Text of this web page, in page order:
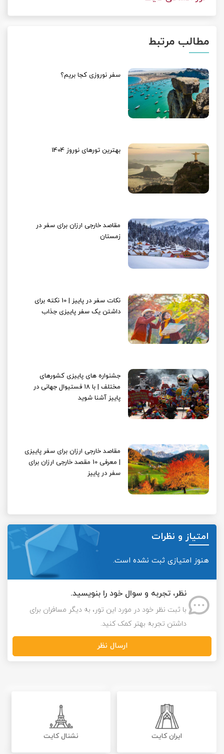
مطالب مرتبط
سفر نوروزی کجا بریم؟
بهترین تورهای نوروز 1404
مقاصد خارجی ارزان برای سفر در
زمستان
نکات سفر در پاییز | 10 نکته برای
داشتن یک سفر پاییزی جذاب
جشنواره های پاییزی کشورهای
مختلف | با 18 فستیوال جهانی در
پاییز آشنا شوید
مقاصد خارجی ارزان برای سفر پاییزی
| معرفی 10 مقصد خارجی ارزان برای
سفر در پاییز
امتیاز و نظرات
هنوز امتیازی ثبت نشده است.
نظر، تجربه و سوال خود را بنویسید.
با ثبت نظر خود در مورد این تور، به دیگر مسافران برای
داشتن تجربه بهتر کمک کنید.
ارسال نظر
ایران کایت نشنال کایت